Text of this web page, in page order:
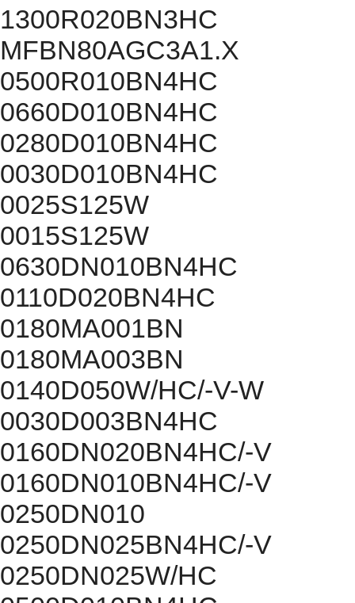
1300R020BN3HC
MFBN80AGC3A1.X
0500R010BN4HC
0660D010BN4HC
0280D010BN4HC
0030D010BN4HC
0025S125W
0015S125W
0630DN010BN4HC
0110D020BN4HC
0180MA001BN
0180MA003BN
0140D050W/HC/-V-W
0030D003BN4HC
0160DN020BN4HC/-V
0160DN010BN4HC/-V
0250DN010
0250DN025BN4HC/-V
0250DN025W/HC